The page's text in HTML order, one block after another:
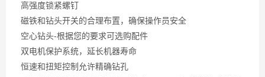
高强度锁紧螺钉
磁铁和钻头开关的合理布置，确保操作员安全
空心钻头-根据您的要求可选购配件
双电机保护系统，延长机器寿命
恒速和扭矩控制允许精确钻孔